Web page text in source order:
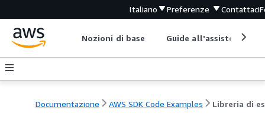
Italiano Preferenze Contattaci
Nozioni di base Guide all'assistenza
Documentazione AWS SDK Code Examples